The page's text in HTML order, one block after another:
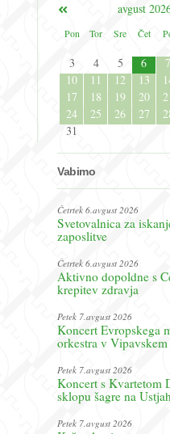
avgust
Pon
Tor Sre Čet
3
4 5 6 7
10
11 12 13
17
18 19 20
24
25 26 27
31
Vabimo
Četrtek 6.avgust 2026
Svetovalnica za
zaposlitve
Četrtek 6.avgust 2026
Aktivno dopoldne s
krepitev zdravja
Petek 7.avgust 2026
Koncert Evropskega
orkestra v
Petek 7.avgust 2026
Koncert s Kvartetom
sklopu šagre na
Petek 7.avgust 2026